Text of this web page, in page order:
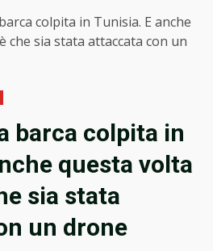
colpita in Tunisia. E anche
che sia stata attaccata con un
barca colpita in
questa volta
sia stata
un drone